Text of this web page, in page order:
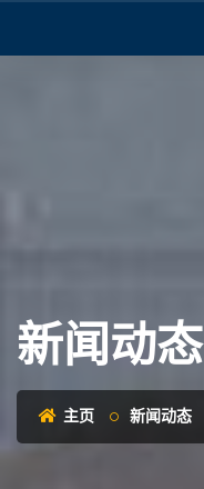
新闻动态
主页 新闻动态